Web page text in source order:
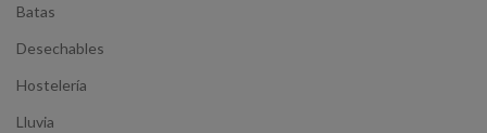
Batas
Desechables
Hostelería
Lluvia